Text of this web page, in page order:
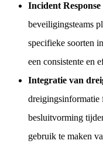
Incident
beveiligingsteams
specifieke soorten
een consistente en
Integratie van
dreigingsinformatie
besluitvorming
gebruik te maken